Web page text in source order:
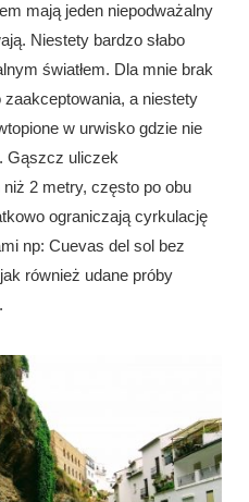
mają jeden niepodważalny
Niestety bardzo słabo
światłem. Dla mnie brak
zaakceptowania, a niestety
w urwisko gdzie nie
Gąszcz uliczek
2 metry, często po obu
ograniczają cyrkulację
np: Cuevas del sol bez
również udane próby